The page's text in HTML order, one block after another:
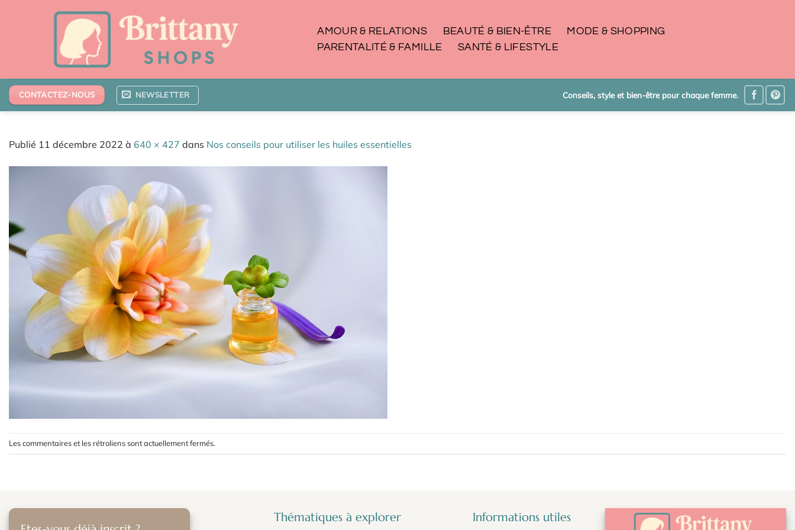
AMOUR & RELATIONS BEAUTÉ & BIEN-ÊTRE
MODE & SHOPPING
PARENTALITÉ & FAMILLE
SANTÉ & LIFESTYLE
CONTACTEZ-NOUS NEWSLETTER Conseils, style et bien-être pour chaque femme.
Publié 11 décembre 2022 à 640 × 427 dans Nos conseils pour utiliser les huiles essentielles
Les commentaires et les rétroliens sont actuellement fermés.
Thématiques à explorer Informations utiles